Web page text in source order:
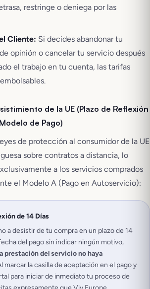
restringe o deniega por las
Cliente: Si decides abandonar tu
opinión o cancelar tu servicio después
el trabajo en tu cuenta, las tarifas
de la UE (Plazo de Reflexión
de Pago)
de protección al consumidor de la UE
sobre contratos a distancia, lo
a los servicios comprados
el Modelo A (Pago en Autoservicio):
de 14 Días
a desistir de tu compra en un plazo de 14
del pago sin indicar ningún motivo,
prestación del servicio no haya
marcar la casilla de aceptación en el pago y
para iniciar de inmediato tu proceso de